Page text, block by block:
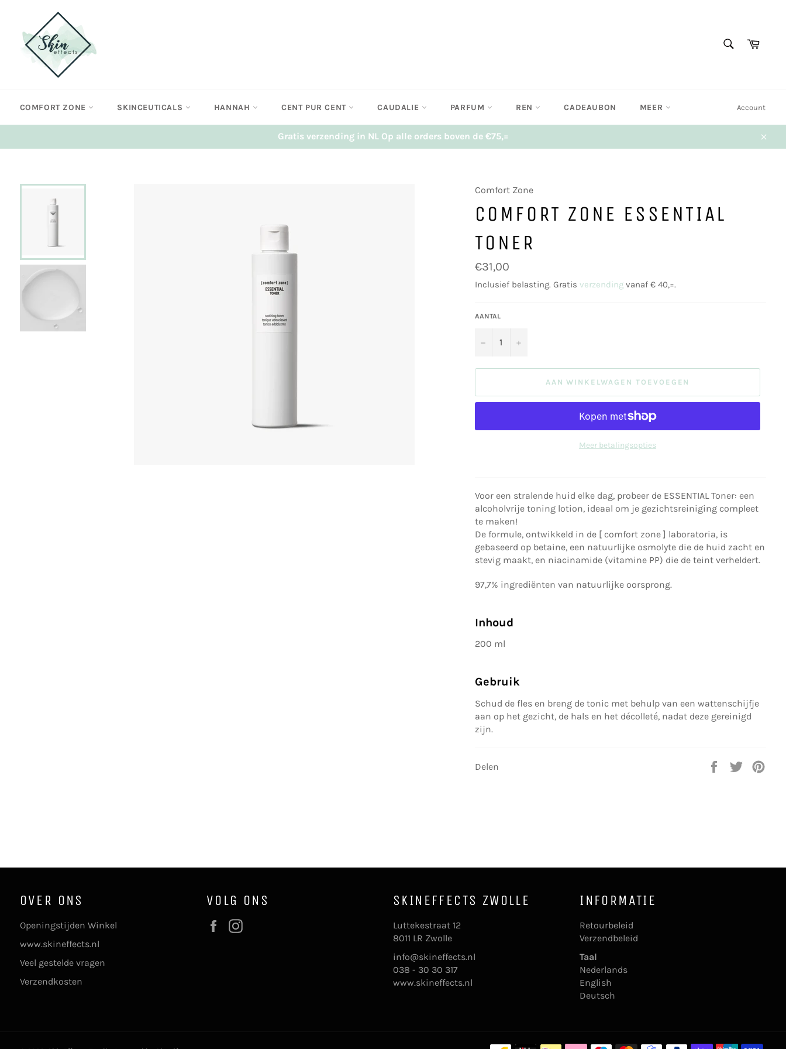
content
COMFORT ZONE SKINCEUTICALS HANNAH CENT PUR CENT CAUDALIE PARFUM REN CADEAUBON MEER Account
Gratis verzending in NL Op alle orders boven de €75,=
Comfort Zone
COMFORT ZONE ESSENTIAL
TONER
Normale
prijs
€31,00
Inclusief belasting. Gratis verzendingvanaf € 40,=.
AANTAL
− +
AAN WINKELWAGEN TOEVOEGEN
Meer betalingsopties
Voor een stralende huid elke dag, probeer de ESSENTIAL Toner: een
alcoholvrije toning lotion, ideaal om je gezichtsreiniging compleet
te maken!
De formule, ontwikkeld in de [ comfort zone ] laboratoria, is
gebaseerd op betaine, een natuurlijke osmolyte die de huid zacht en
stevig maakt, en niacinamide (vitamine PP) die de teint verheldert.
97,7% ingrediënten van natuurlijke oorsprong.
Inhoud
200 ml
Gebruik
Schud de fles en breng de tonic met behulp van een wattenschijfje
aan op het gezicht, de hals en het décolleté, nadat deze gereinigd
zijn.
Delen
Delen
Twitteren
OVER ONS
Openingstijden Winkel
www.skineffects.nl
Veel gestelde vragen
Verzendkosten
VOLG ONS
Facebook
SKINEFFECTS ZWOLLE
Luttekestraat 12
8011 LR Zwolle
info@skineffects.nl
038 - 30 30 317
www.skineffects.nl
INFORMATIE
Retourbeleid
Verzendbeleid
Taal
Nederlands
English
Deutsch